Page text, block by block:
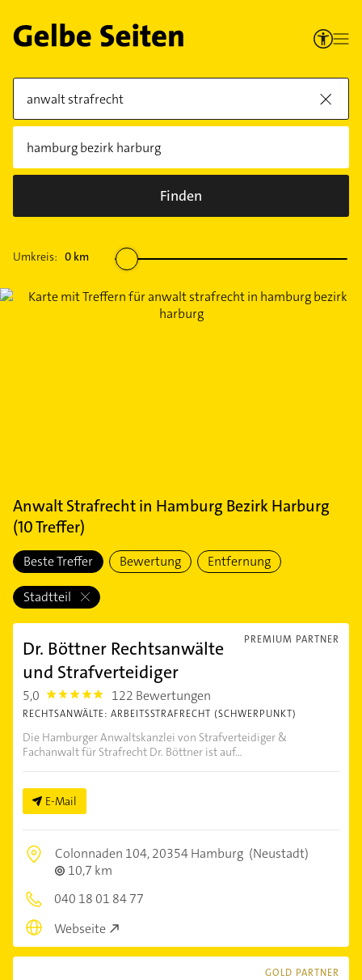
Finden
Umkreis: 0 km
Anwalt Strafrechtin Hamburg Bezirk Harburg
(10Treffer)
Beste Treffer Bewertung Entfernung
Stadtteil
PREMIUM PARTNER
Dr. Böttner Rechtsanwälte
und Strafverteidiger
5,0 5.0 122 Bewertungen
RECHTSANWÄLTE: ARBEITSSTRAFRECHT (SCHWERPUNKT)
Die Hamburger Anwaltskanzlei von Strafverteidiger &
Fachanwalt für Strafrecht Dr. Böttner ist auf...
E-Mail
Colonnaden 104,20354 Hamburg (Neustadt)
10,7 km
040 18 01 84 77
Webseite
GOLD PARTNER